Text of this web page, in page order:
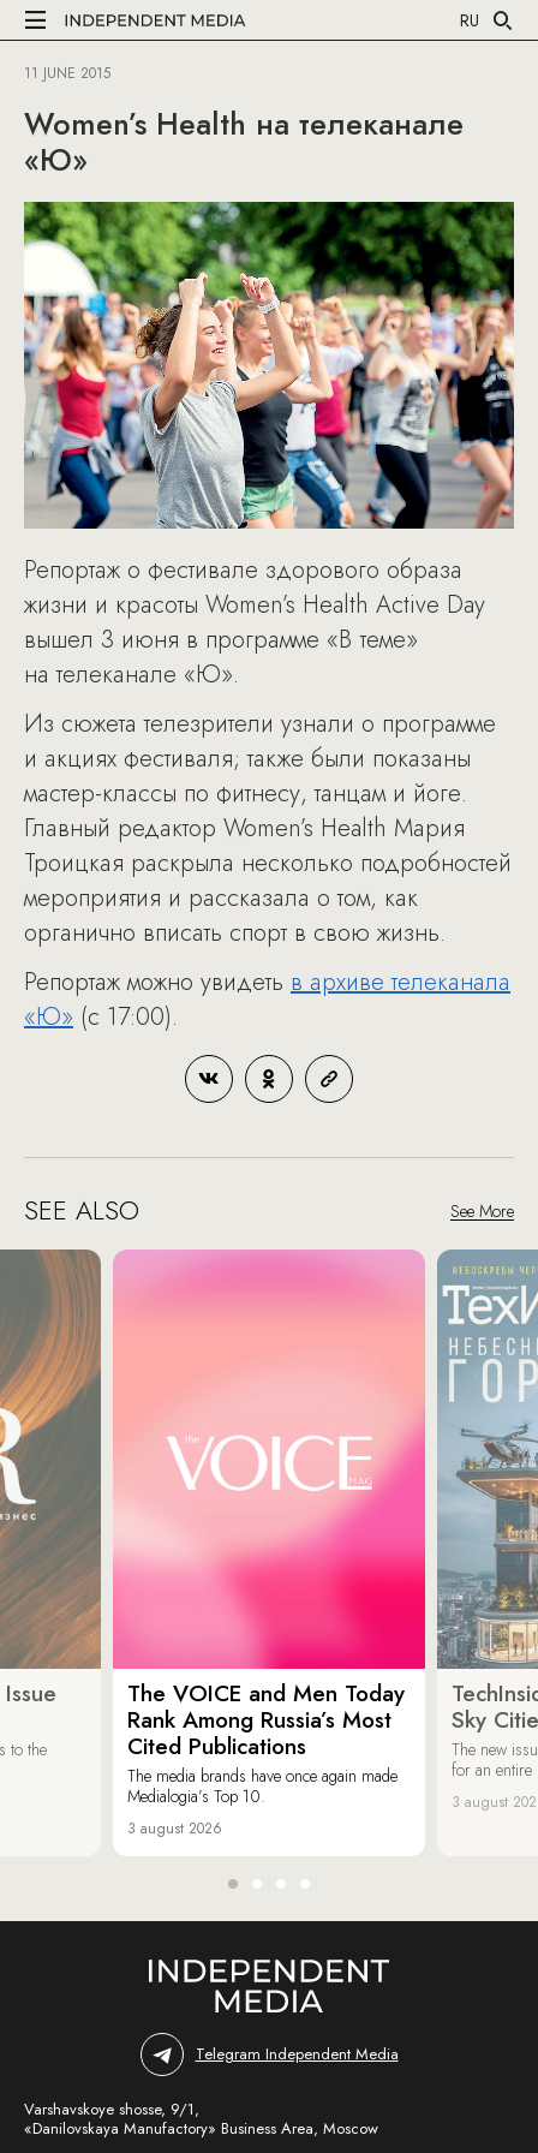
RU
11 JUNE 2015
Women’s Health на телеканале
«Ю»
Репортаж о фестивале здорового образа
жизни и красоты Women’s Health Active Day
вышел 3 июня в программе «В теме»
на телеканале «Ю».
Из сюжета телезрители узнали о программе
и акциях фестиваля; также были показаны
мастер-классы по фитнесу, танцам и йоге.
Главный редактор Women’s Health Мария
Троицкая раскрыла несколько подробностей
мероприятия и рассказала о том, как
органично вписать спорт в свою жизнь.
Репортаж можно увидеть в архиве телеканала
«Ю» (с 17:00).
SEE ALSO See More
to the
The VOICE and Men Today
Rank Among Russia’s Most
Cited Publications
The media brands have once again made
Medialogia’s Top 10.
3 august 2026
Sky
The new
for an entire
3 august
Telegram Independent Media
Varshavskoye shosse, 9/1,
«Danilovskaya Manufactory» Business Area, Moscow